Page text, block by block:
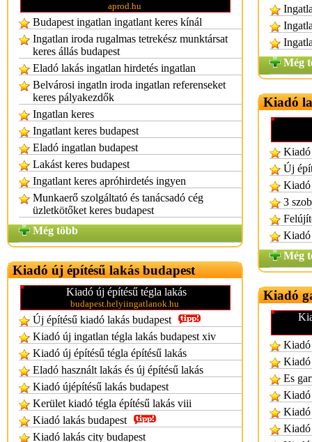
aprod.hu
Budapest ingatlan ingatlant keres kínál
Ingatlan iroda rugalmas tetrekész munktársat
keres állás budapest
Eladó lakás ingatlan hirdetés ingatlan
Belvárosi ingatln iroda ingatlan referenseket
keres pályakezdők
Ingatlan keres
Ingatlant keres budapest
Eladó ingatlan budapest
Lakást keres budapest
Ingatlant keres apróhirdetés ingyen
Munkaerő szolgáltató és tanácsadó cég
üzletkötőket keres budapest
Még több
Kiadó új építésű lakás budapest
Kiadó új építésű tégla lakás
budapest.helyiingatlanok.hu
Új építésű kiadó lakás budapest
Kiadó új ingatlan tégla lakás budapest xiv
Kiadó új építésű tégla építésű lakás
Eladó használt lakás és új építésű lakás
Kiadó újépítésű lakás budapest
Kerület kiadó tégla építésű lakás viii
Kiadó lakás budapest
Kiadó lakás city budapest
Még
Kiadó
Kiadó
Új
Kiadó
3
Kiadó
Még
Kiadó
Kiadó
Kiadó
Es
Kiadó
Kiadó
Kiadó